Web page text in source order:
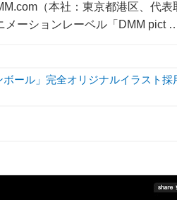
（本社：東京都港区、代表
メーションレーベル「DMM pict
ール」完全オリジナルイラスト採